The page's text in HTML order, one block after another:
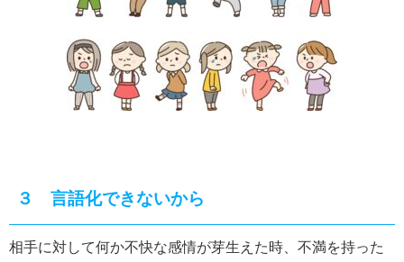
３ 言語化できないから
相手に対して何か不快な感情が芽生えた時、不満を持った